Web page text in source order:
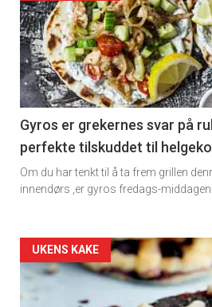
detail
-
section
11
Dagens
rett
Gyros er grekernes svar på
perfekte tilskuddet til
Om du har tenkt til å ta frem grillen
innendørs ,er gyros fredags-middagen
Artikler
detail
UKENS KAKE